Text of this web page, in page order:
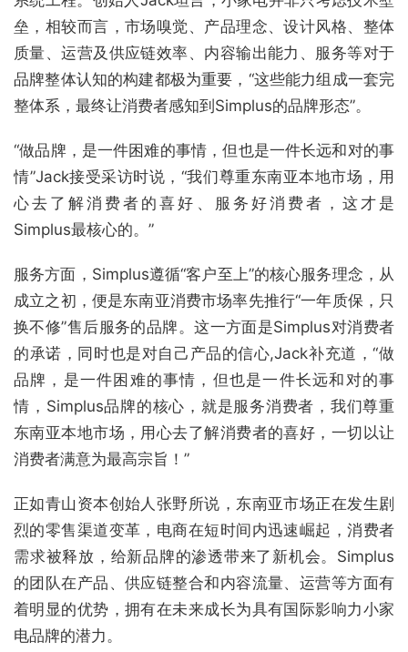
垒，相较而言，市场嗅觉、产品理念、设计风格、整体
质量、运营及供应链效率、内容输出能力、服务等对于
品牌整体认知的构建都极为重要，“这些能力组成一套完
整体系，最终让消费者感知到Simplus的品牌形态”。
“做品牌，是一件困难的事情，但也是一件长远和对的事
情”Jack接受采访时说，“我们尊重东南亚本地市场，用
心去了解消费者的喜好、服务好消费者，这才是
Simplus最核心的。”
服务方面，Simplus遵循“客户至上”的核心服务理念，从
成立之初，便是东南亚消费市场率先推行“一年质保，只
换不修”售后服务的品牌。这一方面是Simplus对消费者
的承诺，同时也是对自己产品的信心,Jack补充道，“做
品牌，是一件困难的事情，但也是一件长远和对的事
情，Simplus品牌的核心，就是服务消费者，我们尊重
东南亚本地市场，用心去了解消费者的喜好，一切以让
消费者满意为最高宗旨！”
正如青山资本创始人张野所说，东南亚市场正在发生剧
烈的零售渠道变革，电商在短时间内迅速崛起，消费者
需求被释放，给新品牌的渗透带来了新机会。Simplus
的团队在产品、供应链整合和内容流量、运营等方面有
着明显的优势，拥有在未来成长为具有国际影响力小家
电品牌的潜力。